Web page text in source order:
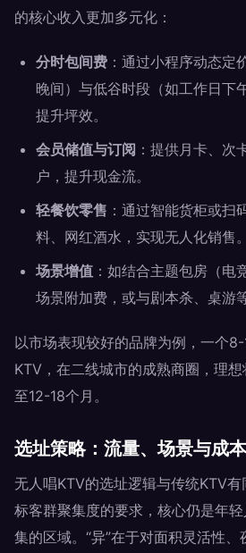
的核心收入更加多元化：
分时包间费 ：通过小程序动态定
晚间）与低谷时段（如工作日下
提升坪效。
会员储值与订阅 ：提供月卡、次
户，提升现金流。
轻餐饮零售 ：通过智能货柜或扫
料、网红酒水，实现无人化销售。
场景增值 ：如结合主题包房（电
场景附加费，或与剧本杀、桌游
以市场表现较好的品牌为例，一个
KTV，在二线城市的成熟商圈，理
至12-18个月。
选址策略：流量、场景与成
无人唱KTV的选址逻辑与传统KTV有
标客群聚集度的要求，核心仍是年
集的区域。“异”在于对面积灵活性